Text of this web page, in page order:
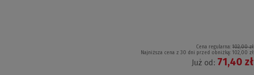
Cena regularna: 102,00 zł
Najniższa cena z 30 dni przed obniżką: 102,00 zł
Już od: 71,40 zł